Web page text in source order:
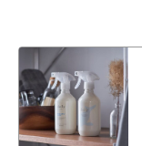
日々のお手入れも、季
料〉ガラス&ミラークリー